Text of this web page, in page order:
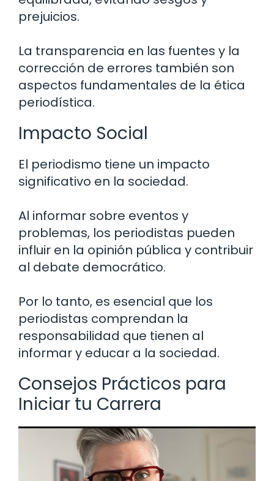
prejuicios.
La transparencia en las fuentes y la
corrección de errores también son
aspectos fundamentales de la ética
periodística.
Impacto Social
El periodismo tiene un impacto
significativo en la sociedad.
Al informar sobre eventos y
problemas, los periodistas pueden
influir en la opinión pública y contribuir
al debate democrático.
Por lo tanto, es esencial que los
periodistas comprendan la
responsabilidad que tienen al
informar y educar a la sociedad.
Consejos Prácticos para
Iniciar tu Carrera